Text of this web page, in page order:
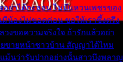
อย่าได้กะล่อน ไม่มีแหวนเพชรของ
น้องไม่ขอดค่อน ขอให้เราซึ้งตรึง
งขอความจริงใจ ถ้ารักแล้วอย่า
ขายหน้าชาวบ้าน สัญญาได้ไหม
ม้นว่ารับปากอย่างนั้นสาวบึงพลาญ